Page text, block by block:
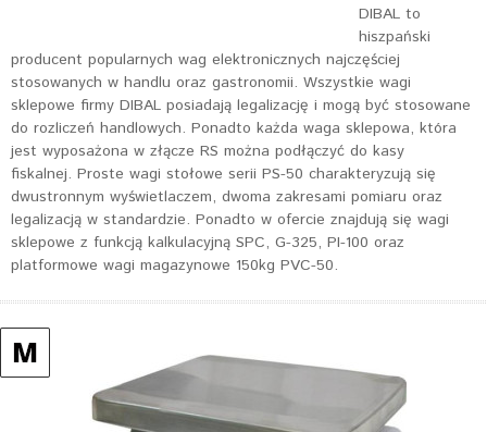
DIBAL to
hiszpański
producent popularnych wag elektronicznych najczęściej
stosowanych w handlu oraz gastronomii. Wszystkie wagi
sklepowe firmy DIBAL posiadają legalizację i mogą być stosowane
do rozliczeń handlowych. Ponadto każda waga sklepowa, która
jest wyposażona w złącze RS można podłączyć do kasy
fiskalnej. Proste wagi stołowe serii PS-50 charakteryzują się
dwustronnym wyświetlaczem, dwoma zakresami pomiaru oraz
legalizacją w standardzie. Ponadto w ofercie znajdują się wagi
sklepowe z funkcją kalkulacyjną SPC, G-325, PI-100 oraz
platformowe wagi magazynowe 150kg PVC-50.